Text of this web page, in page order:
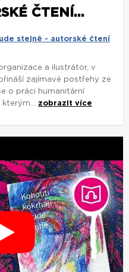
ČTENÍ...
stejně - autorské čtení
a ilustrátor, v
zajímavé postřehy ze
o práci humanitární
kterým... zobrazit více